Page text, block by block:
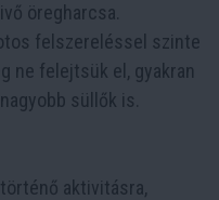
öregharcsa.
felszereléssel szinte
ne felejtsük el, gyakran
süllők is.
aktivitásra,